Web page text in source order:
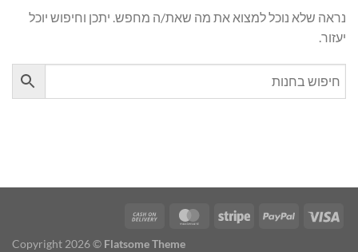
נראה שלא נוכל למצוא את מה שאת/ה מחפש. יתכן וחיפוש יוכל
יעזור.
Copyright 2026 © Flatsome Theme